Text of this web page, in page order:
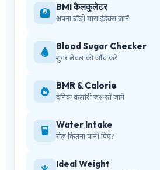
BMI कैलकुलेटर
अपना बॉडी मास इंडेक्स जानें
Blood Sugar Checker
शुगर लेवल की जाँच करें
BMR & Calorie
दैनिक कैलोरी ज़रूरतें जानें
Water Intake
रोज़ कितना पानी पिएं?
Ideal Weight